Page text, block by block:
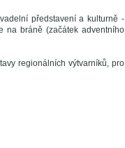
představení a kulturně -
na bráně (začátek adventního
regionálních výtvarníků, pro